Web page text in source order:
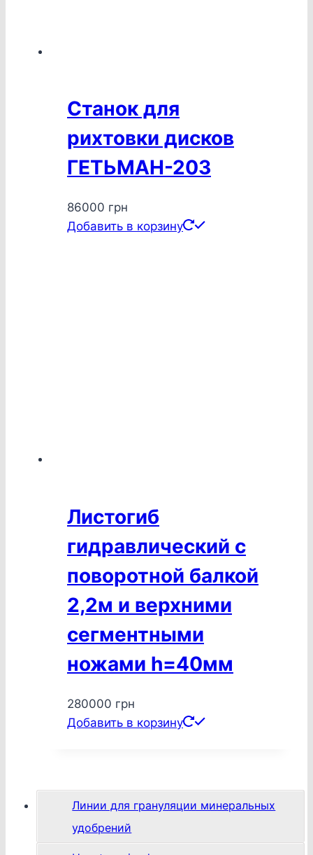
Станок для
рихтовки дисков
ГЕТЬМАН-203
86000 грн
Добавить в корзину
Листогиб
гидравлический с
поворотной балкой
2,2м и верхними
сегментными
ножами h=40мм
280000 грн
Добавить в корзину
Линии для грануляции минеральных
удобрений